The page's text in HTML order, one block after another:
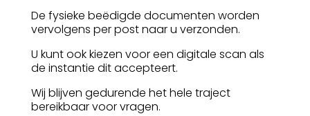
De fysieke beëdigde documenten worden
vervolgens per post naar u verzonden.
U kunt ook kiezen voor een digitale scan als
de instantie dit accepteert.
Wij blijven gedurende het hele traject
bereikbaar voor vragen.